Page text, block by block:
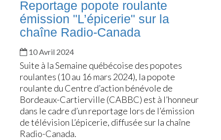
Reportage popote roulante
émission "L’épicerie" sur la
chaîne Radio-Canada
10 Avril 2024
Suite à la Semaine québécoise des popotes
roulantes (10 au 16 mars 2024), la popote
roulante du Centre d’action bénévole de
Bordeaux-Cartierville (CABBC) est à l’honneur
dans le cadre d’un reportage lors de l’émission
de télévision L’épicerie, diffusée sur la chaîne
Radio-Canada.